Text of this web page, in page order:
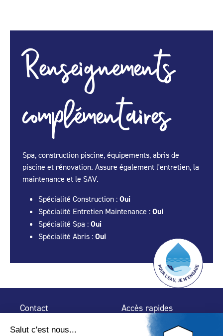
Renseignements
complémentaires
Spa, construction piscine, équipements, abris de
piscine et rénovation. Assure également l'entretien, la
maintenance et le SAV.
Spécialité Construction : Oui
Spécialité Entretien Maintenance : Oui
Spécialité Spa : Oui
Spécialité Abris : Oui
Contact Accès rapides
Espace Presse